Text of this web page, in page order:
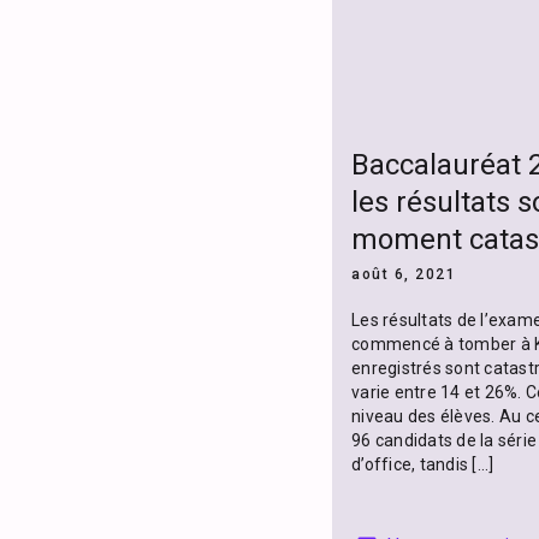
Baccalauréat
les résultats
moment
août 6, 2021
Les résultats de
commencé à tomber à
enregistrés sont
varie entre 14 et 26%.
niveau des élèves. Au
96 candidats de la série
d’office, tandis […]